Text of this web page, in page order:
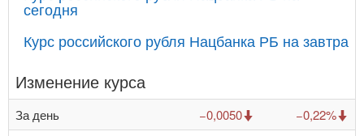
сегодня
Курс российского рубля Нацбанка РБ на завтра
Изменение курса
За день −0,0050
−0,22%